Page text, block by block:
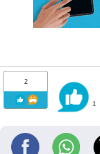
2
1